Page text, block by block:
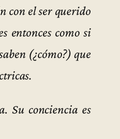
con el ser querido
entonces como si
(¿cómo?) que
Su conciencia es